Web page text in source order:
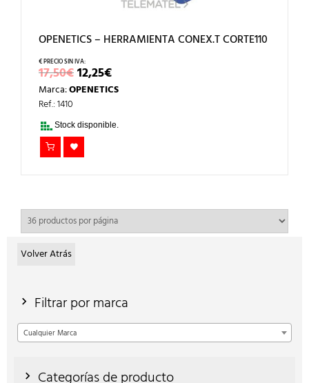
OPENETICS – HERRAMIENTA CONEX.T CORTE110
17,50€EL
PRECIO
ORIGINAL
17,50€.
12,25€EL
PRECIO
ACTUAL
Marca:OPENETICS
Ref.: 1410
Stock disponible.
Volver Atrás
Filtrar por marca
Cualquier Marca
Categorías de producto